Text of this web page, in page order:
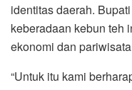
identitas daerah.
keberadaan kebun teh
ekonomi dan
“Untuk itu kami